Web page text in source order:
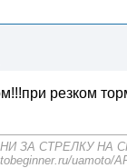
резком
ЗА СТРЕЛКУ НА
uamoto/